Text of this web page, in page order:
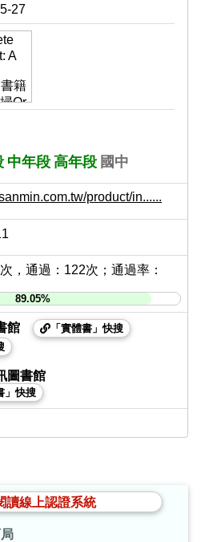
27
中年段 高年段 國中
product/in......
，通過：122次；通過率：
89.05%
館
「實體書」快搜
圖書館
」快搜
讀線上認證系統